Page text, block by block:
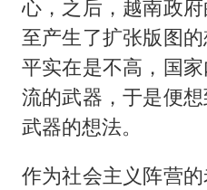
心，之后，越南政
至产生了扩张版图
平实在是不高，国
流的武器，于是便
武器的想法。
作为社会主义阵营